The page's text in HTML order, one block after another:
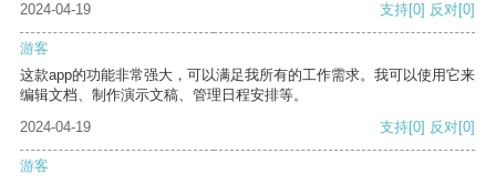
2024-04-19 支持[0] 反对[0]
游客
这款app的功能非常强大，可以满足我所有的工作需求。我可以使用它来
编辑文档、制作演示文稿、管理日程安排等。
2024-04-19
支持[0] 反对[0]
游客